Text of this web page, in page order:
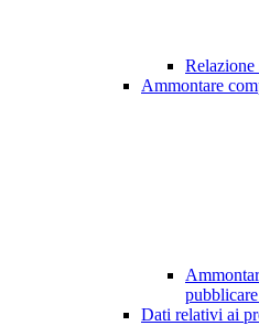
Relazione
Ammontare
Dati relativi ai